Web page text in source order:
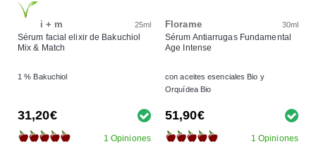
i + m 25ml
Sérum facial elixir de Bakuchiol
Mix & Match
1 % Bakuchiol
31,20€
1 Opiniones
Florame 30ml
Sérum Antiarrugas Fundamental
Age Intense
con aceites esenciales Bio y
Orquídea Bio
51,90€
1 Opiniones